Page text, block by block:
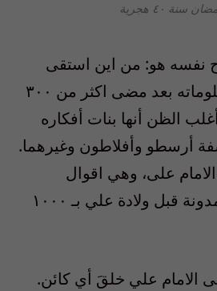
نفسه هو: من اين استقى
الشريف الرضى معلوماته بعد مضى اكثر من ٣٠٠
الظن أنها بنات أفكاره
أرسطو وأفلاطون وغيرهما.
على، وهي اقوال
ومواعظ معروفة ومدونة قبل ولادة علي بـ ١٠٠٠
الامام علي خلقَ أي كائن.